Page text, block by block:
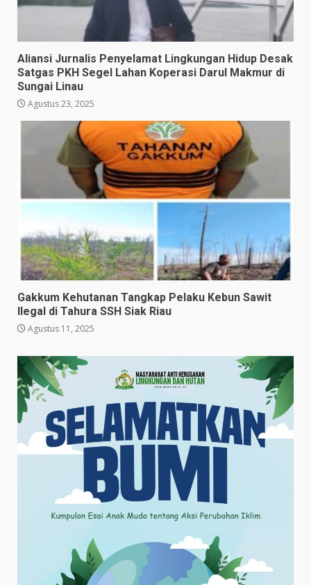
Aliansi Jurnalis Penyelamat Lingkungan Hidup Desak
Satgas PKH Segel Lahan Koperasi Darul Makmur di
Sungai Linau
Agustus 23, 2025
Gakkum Kehutanan Tangkap Pelaku Kebun Sawit
Ilegal di Tahura SSH Siak Riau
Agustus 11, 2025